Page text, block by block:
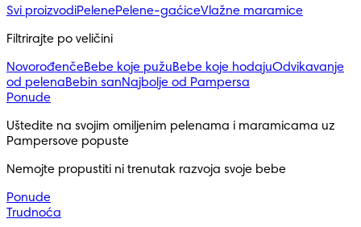
Svi proizvodiPelenePelene-gaćiceVlažne maramice
Filtrirajte po veličini
NovorođenčeBebe koje pužuBebe koje hodajuOdvikavanje
od pelenaBebin sanNajbolje od Pampersa
Ponude
Uštedite na svojim omiljenim pelenama i maramicama uz
Pampersove popuste
Nemojte propustiti ni trenutak razvoja svoje bebe
Ponude
Trudnoća